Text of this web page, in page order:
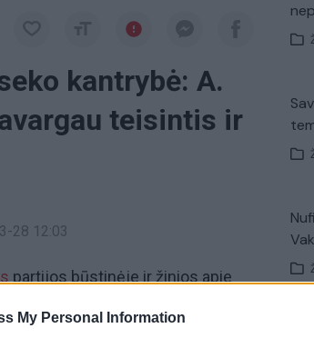
My Personal Information
kantrybė: A.
teisintis ir
28 12:03
partijos būstinėje ir žinios apie
nariu Viktoru Uspaskichu,
ir nuosprendžių.